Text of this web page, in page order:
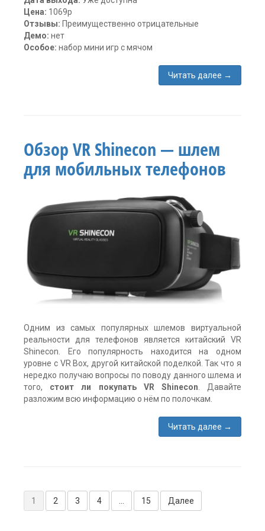
Цена: 1069р
Отзывы: Преимущественно отрицательные
Демо: нет
Особое: набор мини игр с мячом
Читать далее →
HTC
Vive,
NBA
2KVR
спорт
Оставить
комментарий
Обзор VR Shinecon — шлем
для мобильных телефонов
Одним из самых популярных шлемов виртуальной
реальности для телефонов является китайский VR
Shinecon. Его популярность находится на одном
уровне с VR Box, другой китайской поделкой. Так что я
нередко получаю вопросы по поводу данного шлема и
того, стоит ли покупать VR Shinecon . Давайте
разложим всю информацию о нём по полочкам.
Читать далее →
виртуальной
Навигация
по
1 2 3 4 15 Далее